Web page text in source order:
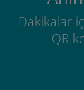
Dakikalar
QR